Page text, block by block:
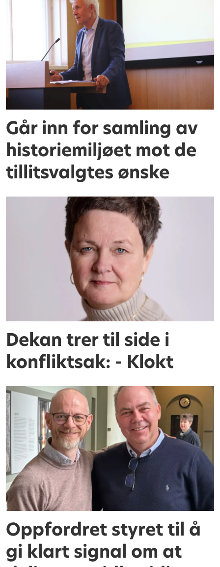
Går inn for samling av
historiemiljøet mot de
tillitsvalgtes ønske
Dekan trer til side i
konfliktsak: - Klokt
Oppfordret styret til å
gi klart signal om at